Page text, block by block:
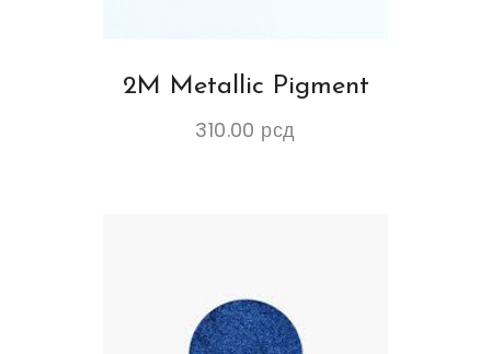
2M Metallic Pigment
310.00 рсд